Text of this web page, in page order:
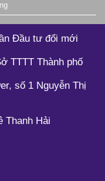
Đầu tư đổi mới
TTTT Thành phố
số 1 Nguyễn Thị
Thanh Hải